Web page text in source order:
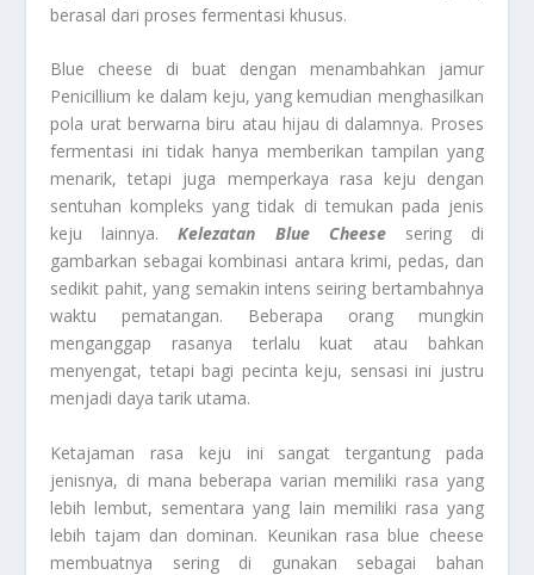
berasal dari proses fermentasi khusus.
Blue cheese di buat dengan menambahkan jamur
Penicillium ke dalam keju, yang kemudian menghasilkan
pola urat berwarna biru atau hijau di dalamnya. Proses
fermentasi ini tidak hanya memberikan tampilan yang
menarik, tetapi juga memperkaya rasa keju dengan
sentuhan kompleks yang tidak di temukan pada jenis
keju lainnya.Kelezatan Blue Cheesesering di
gambarkan sebagai kombinasi antara krimi, pedas, dan
sedikit pahit, yang semakin intens seiring bertambahnya
waktu pematangan. Beberapa orang mungkin
menganggap rasanya terlalu kuat atau bahkan
menyengat, tetapi bagi pecinta keju, sensasi ini justru
menjadi daya tarik utama.
Ketajaman rasa keju ini sangat tergantung pada
jenisnya, di mana beberapa varian memiliki rasa yang
lebih lembut, sementara yang lain memiliki rasa yang
lebih tajam dan dominan. Keunikan rasa blue cheese
membuatnya sering di gunakan sebagai bahan